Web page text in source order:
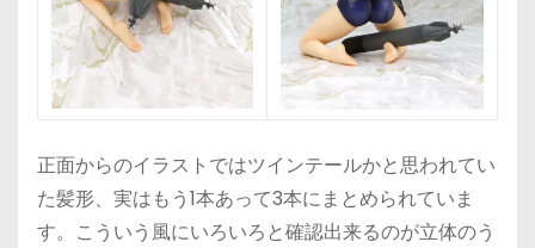
正面からのイラストではツインテールかと思われてい
た髪形、実はもう1本あって3本にまとめられていま
す。こういう風にいろいろと確認出来るのが立体のう